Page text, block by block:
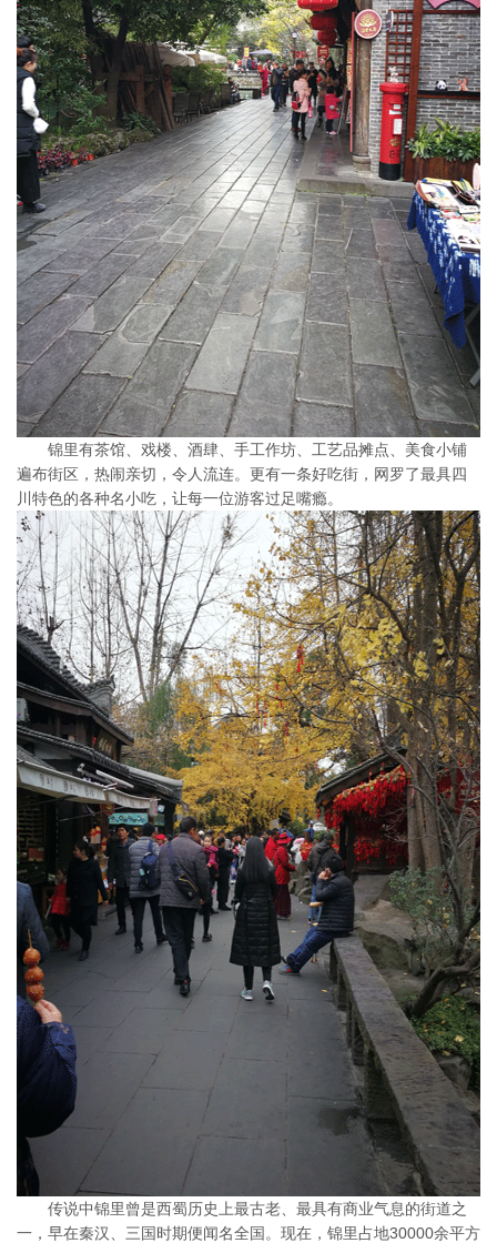
锦里有茶馆、戏楼、酒肆、手工作坊、工艺品摊点、美食小铺
遍布街区，热闹亲切，令人流连。更有一条好吃街，网罗了最具四
川特色的各种名小吃，让每一位游客过足嘴瘾。
传说中锦里曾是西蜀历史上最古老、最具有商业气息的街道之
一，早在秦汉、三国时期便闻名全国。现在，锦里占地30000余平方